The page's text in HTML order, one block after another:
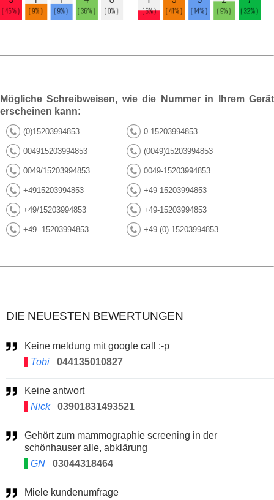
Mögliche Schreibweisen, wie die Nummer in Ihrem Gerät
erscheinen kann:
(0)15203994853 0-15203994853
004915203994853 (0049)15203994853
0049/15203994853 0049-15203994853
+4915203994853 +49 15203994853
+49/15203994853 +49-15203994853
+49--15203994853 +49 (0) 15203994853
DIE NEUESTEN BEWERTUNGEN
Keine meldung mit google call :-p
Tobi
044135010827
Keine antwort
Nick
03901831493521
Gehört zum mammographie screening in der
schönhauser alle, abklärung
GN
03044318464
Miele kundenumfrage